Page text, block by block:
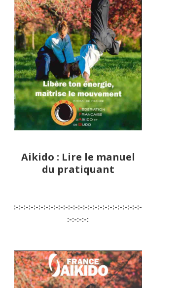
Aikido : Lire le manuel
du pratiquant
:-:-:-:-:-:-:-:-:-:-:-:-:-:-:-:-:-:-:-:-:-:-:-:-:-:-
:-:-:-:-: